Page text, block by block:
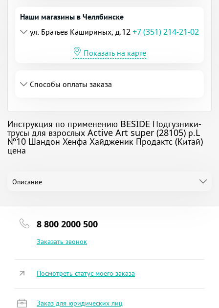
Наши магазины в Челябинске
ул. Братьев Кашириных, д.12+7 (351) 214-21-02
Показать на карте
Способы оплаты заказа
Инструкция по применению BESIDE Подгузники-
трусы для взрослых Active Art super (28105) р.L
№10 Шандон Хенфа Хайдженик Продактс (Китай)
цена
Описание
8 800 2000 500
Заказать звонок
Посмотреть статус моего заказа
Заказ для юридических лиц